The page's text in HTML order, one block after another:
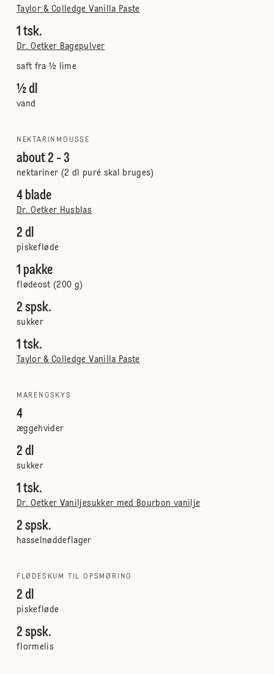
Taylor & Colledge Vanilla Paste
1 tsk.
Dr. Oetker Bagepulver
saft fra ½ lime
½ dl
vand
NEKTARINMOUSSE
about 2 - 3
nektariner (2 dl puré skal bruges)
4 blade
Dr. Oetker Husblas
2 dl
piskefløde
1 pakke
flødeost (200 g)
2 spsk.
sukker
1 tsk.
Taylor & Colledge Vanilla Paste
MARENGSKYS
4
æggehvider
2 dl
sukker
1 tsk.
Dr. Oetker Vaniljesukker med Bourbon vanilje
2 spsk.
hasselnøddeflager
FLØDESKUM TIL OPSMØRING
2 dl
piskefløde
2 spsk.
flormelis